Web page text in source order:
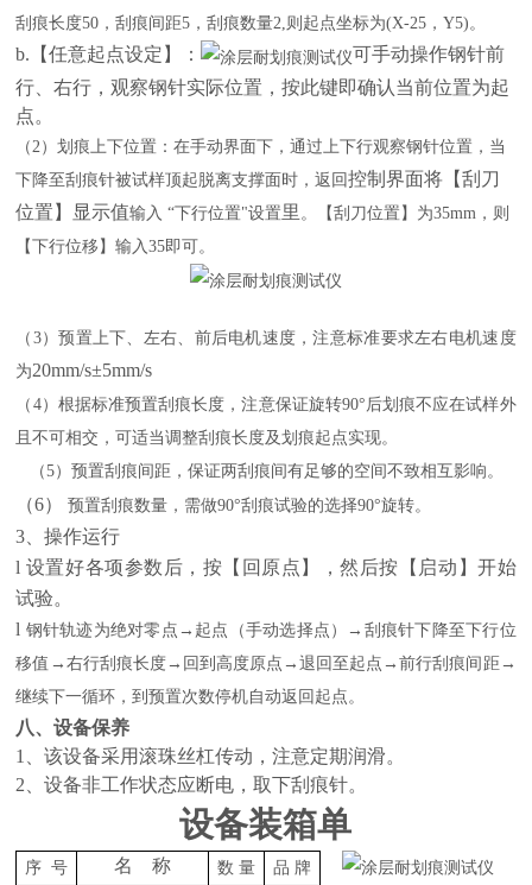
刮痕长度50，刮痕间距5，刮痕数量2,则起点坐标为(X-25，Y5)。
b.【任意起点设定】：
可手动操作钢针前
行、右行，观察钢针实际位置，按此键即确认当前位置为起
点。
（2）划痕上下位置：在手动界面下，通过上下行观察钢针位置，当
下降至刮痕针被试样顶起脱离支撑面时，返回控制界面将 【刮刀
位置】显示值输入 “下行位置"设置里 。【刮刀位置】为35mm，则
【下行位移】输入35即可。
（ 3）预置上下、左右、前后电机速度，注意标准要求左右电机速度
为20mm/s±5mm/s
（ 4）根据标准预置刮痕长度，注意保证旋转90°后划痕不应在试样外
且不可相交，可适当调整刮痕长度及划痕起点实现。
（5）预置刮痕间距，保证两刮痕间有足够的空间不致相互影响。
（6）预置刮痕数量，需做90°刮痕试验的选择90°旋转。
3、操作运行
l 设置好各项参数后，按【回原点】，然后按【启动】开始
试验。
l 钢针轨迹为绝对零点 →起点（手动选择点）→刮痕针下降至下行位
移值→右行刮痕长度→回到高度原点→退回至起点→前行刮痕间距→
继续下一循环，到预置次数停机自动返回起点。
八、设备保养
1、该设备采用滚珠丝杠传动，注意定期润滑。
2、设备非工作状态应断电，取下刮痕针。
设备装箱单
序 号 名 称 数 量 品 牌